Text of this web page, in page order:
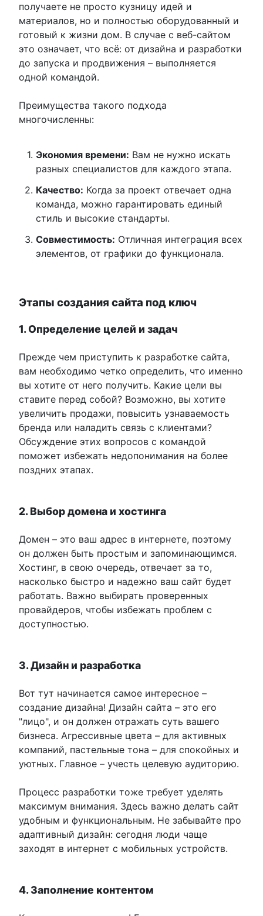
получаете не просто кузницу идей и
материалов, но и полностью оборудованный и
готовый к жизни дом. В случае с веб-сайтом
это означает, что всё: от дизайна и разработки
до запуска и продвижения – выполняется
одной командой.
Преимущества такого подхода
многочисленны:
Экономия времени: Вам не нужно искать
разных специалистов для каждого этапа.
Качество: Когда за проект отвечает одна
команда, можно гарантировать единый
стиль и высокие стандарты.
Совместимость: Отличная интеграция всех
элементов, от графики до функционала.
Этапы создания сайта под ключ
1. Определение целей и задач
Прежде чем приступить к разработке сайта,
вам необходимо четко определить, что именно
вы хотите от него получить. Какие цели вы
ставите перед собой? Возможно, вы хотите
увеличить продажи, повысить узнаваемость
бренда или наладить связь с клиентами?
Обсуждение этих вопросов с командой
поможет избежать недопонимания на более
поздних этапах.
2. Выбор домена и хостинга
Домен – это ваш адрес в интернете, поэтому
он должен быть простым и запоминающимся.
Хостинг, в свою очередь, отвечает за то,
насколько быстро и надежно ваш сайт будет
работать. Важно выбирать проверенных
провайдеров, чтобы избежать проблем с
доступностью.
3. Дизайн и разработка
Вот тут начинается самое интересное –
создание дизайна! Дизайн сайта – это его
"лицо", и он должен отражать суть вашего
бизнеса. Агрессивные цвета – для активных
компаний, пастельные тона – для спокойных и
уютных. Главное – учесть целевую аудиторию.
Процесс разработки тоже требует уделять
максимум внимания. Здесь важно делать сайт
удобным и функциональным. Не забывайте про
адаптивный дизайн: сегодня люди чаще
заходят в интернет с мобильных устройств.
4. Заполнение контентом